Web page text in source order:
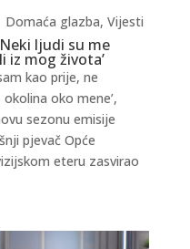
ljudi su me
iz mog života’
Domaća glazba, Vijesti
kao prije, ne
oko mene’,
sezonu emisije
pjevač Opće
eteru zasvirao